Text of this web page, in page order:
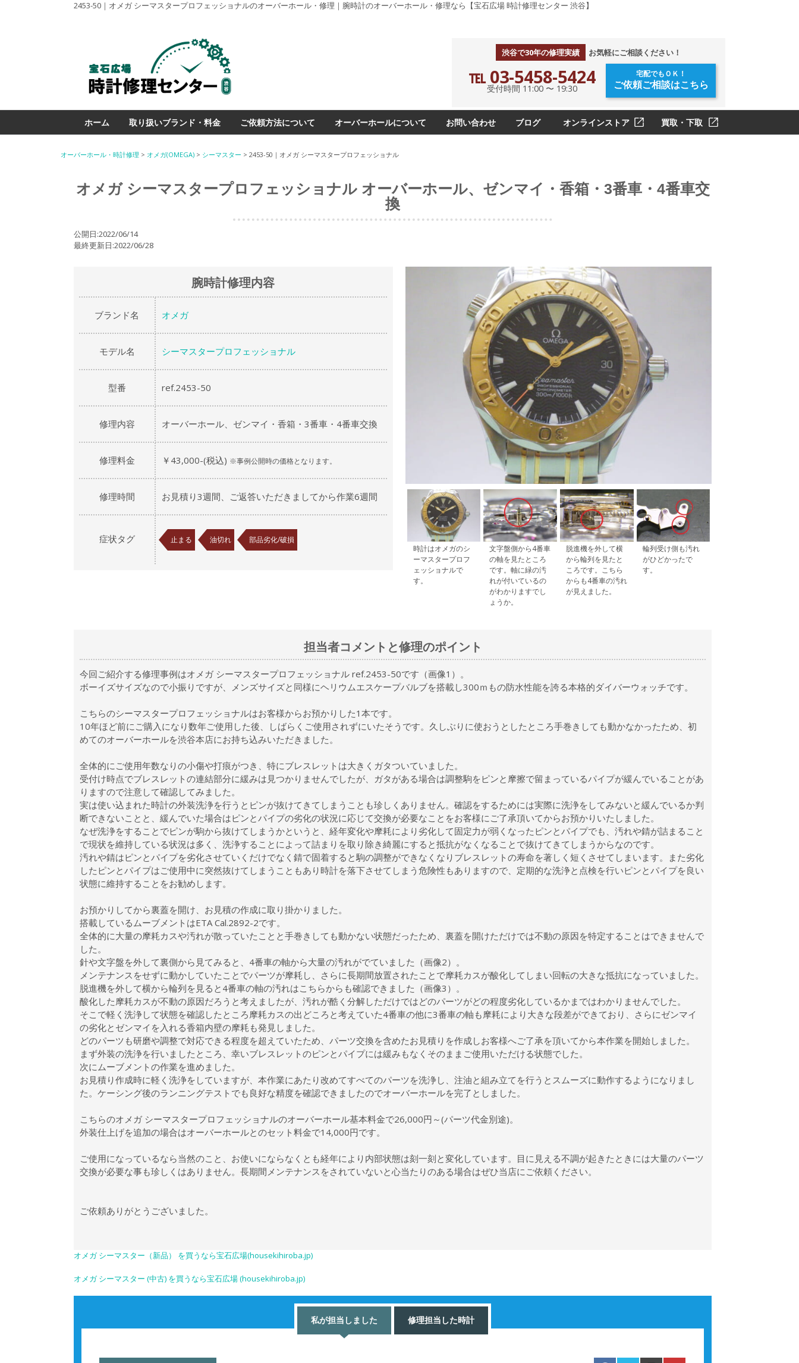
2453-50｜オメガ シーマスタープロフェッショナルのオーバーホール・修理｜腕時計のオーバーホール・修理なら【宝石広場 時計修理センター 渋谷】
渋谷で30年の修理実績 お気軽にご相談ください！
℡ 03-5458-5424
受付時間 11:00 〜 19:30
宅配でもＯＫ！
ご依頼ご相談はこちら
ホーム 取り扱いブランド・料金 ご依頼方法について オーバーホールについて お問い合わせ ブログ オンラインストア 買取・下取
オーバーホール・時計修理 > オメガ(OMEGA) > シーマスター > 2453-50｜オメガ シーマスタープロフェッショナル
オメガ シーマスタープロフェッショナル オーバーホール、ゼンマイ・香箱・3番車・4番車交
換
公開日:2022/06/14
最終更新日:2022/06/28
腕時計修理内容
ブランド名 オメガ
モデル名 シーマスタープロフェッショナル
型番 ref.2453-50
修理内容 オーバーホール、ゼンマイ・香箱・3番車・4番車交換
修理料金 ￥43,000-(税込) ※事例公開時の価格となります。
修理時間 お見積り3週間、ご返答いただきましてから作業6週間
症状タグ 止まる 油切れ
部品劣化/破損
時計はオメガのシ
ーマスタープロフ
ェッショナルで
す。
文字盤側から4番車
の軸を見たところ
です。軸に緑の汚
れが付いているの
がわかりますでし
ょうか。
脱進機を外して横
から輪列を見たと
ころです。こちら
からも4番車の汚れ
が見えました。
輪列受け側も汚れ
がひどかったで
す。
担当者コメントと修理のポイント
今回ご紹介する修理事例はオメガ シーマスタープロフェッショナル ref.2453-50です（画像1）。
ボーイズサイズなので小振りですが、メンズサイズと同様にヘリウムエスケープバルブを搭載し300ｍもの防水性能を誇る本格的ダイバーウォッチです。
こちらのシーマスタープロフェッショナルはお客様からお預かりした1本です。
10年ほど前にご購入になり数年ご使用した後、しばらくご使用されずにいたそうです。久しぶりに使おうとしたところ手巻きしても動かなかったため、初
めてのオーバーホールを渋谷本店にお持ち込みいただきました。
全体的にご使用年数なりの小傷や打痕がつき、特にブレスレットは大きくガタついていました。
受付け時点でブレスレットの連結部分に緩みは見つかりませんでしたが、ガタがある場合は調整駒をピンと摩擦で留まっているパイプが緩んでいることがあ
りますので注意して確認してみました。
実は使い込まれた時計の外装洗浄を行うとピンが抜けてきてしまうことも珍しくありません。確認をするためには実際に洗浄をしてみないと緩んでいるか判
断できないことと、緩んでいた場合はピンとパイプの劣化の状況に応じて交換が必要なことをお客様にご了承頂いてからお預かりいたしました。
なぜ洗浄をすることでピンが駒から抜けてしまうかというと、経年変化や摩耗により劣化して固定力が弱くなったピンとパイプでも、汚れや錆が詰まること
で現状を維持している状況は多く、洗浄することによって詰まりを取り除き綺麗にすると抵抗がなくなることで抜けてきてしまうからなのです。
汚れや錆はピンとパイプを劣化させていくだけでなく錆で固着すると駒の調整ができなくなりブレスレットの寿命を著しく短くさせてしまいます。また劣化
したピンとパイプはご使用中に突然抜けてしまうこともあり時計を落下させてしまう危険性もありますので、定期的な洗浄と点検を行いピンとパイプを良い
状態に維持することをお勧めします。
お預かりしてから裏蓋を開け、お見積の作成に取り掛かりました。
搭載しているムーブメントはETA Cal.2892-2です。
全体的に大量の摩耗カスや汚れが散っていたことと手巻きしても動かない状態だったため、裏蓋を開けただけでは不動の原因を特定することはできませんで
した。
針や文字盤を外して裏側から見てみると、4番車の軸から大量の汚れがでていました（画像2）。
メンテナンスをせずに動かしていたことでパーツが摩耗し、さらに長期間放置されたことで摩耗カスが酸化してしまい回転の大きな抵抗になっていました。
脱進機を外して横から輪列を見ると4番車の軸の汚れはこちらからも確認できました（画像3）。
酸化した摩耗カスが不動の原因だろうと考えましたが、汚れが酷く分解しただけではどのパーツがどの程度劣化しているかまではわかりませんでした。
そこで軽く洗浄して状態を確認したところ摩耗カスの出どころと考えていた4番車の他に3番車の軸も摩耗により大きな段差ができており、さらにゼンマイ
の劣化とゼンマイを入れる香箱内壁の摩耗も発見しました。
どのパーツも研磨や調整で対応できる程度を超えていたため、パーツ交換を含めたお見積りを作成しお客様へご了承を頂いてから本作業を開始しました。
まず外装の洗浄を行いましたところ、幸いブレスレットのピンとパイプには緩みもなくそのままご使用いただける状態でした。
次にムーブメントの作業を進めました。
お見積り作成時に軽く洗浄をしていますが、本作業にあたり改めてすべてのパーツを洗浄し、注油と組み立てを行うとスムーズに動作するようになりまし
た。ケーシング後のランニングテストでも良好な精度を確認できましたのでオーバーホールを完了としました。
こちらのオメガ シーマスタープロフェッショナルのオーバーホール基本料金で26,000円～(パーツ代金別途)。
外装仕上げを追加の場合はオーバーホールとのセット料金で14,000円です。
ご使用になっているなら当然のこと、お使いにならなくとも経年により内部状態は刻一刻と変化しています。目に見える不調が起きたときには大量のパーツ
交換が必要な事も珍しくはありません。長期間メンテナンスをされていないと心当たりのある場合はぜひ当店にご依頼ください。
ご依頼ありがとうございました。
オメガ シーマスター（新品） を買うなら宝石広場(housekihiroba.jp)
オメガ シーマスター (中古) を買うなら宝石広場 (housekihiroba.jp)
私が担当しました 修理担当した時計